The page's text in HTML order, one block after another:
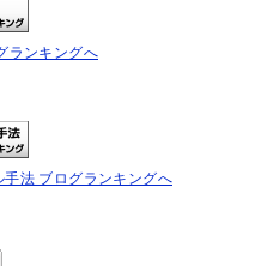
ランキングへ
手法 ブログランキングへ